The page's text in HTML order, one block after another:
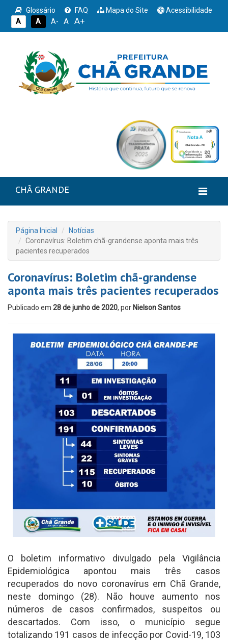
Glossário FAQ Mapa do Site
Acessibilidade
A
A A- A A+
CHÃ GRANDE
Página Inicial
Notícias
Coronavírus: Boletim chã-grandense aponta mais três
pacientes recuperados
Coronavírus: Boletim chã-grandense
aponta mais três pacientes recuperados
Publicado em 28 de junho de 2020, por Nielson Santos
O boletim informativo divulgado pela Vigilância
Epidemiológica apontou mais três casos
recuperados do novo coronavírus em Chã Grande,
neste domingo (28). Não houve aumento nos
números de casos confirmados, suspeitos ou
descartados. Com isso, o município segue
totalizando 191 casos de infecção por Covid-19, 103